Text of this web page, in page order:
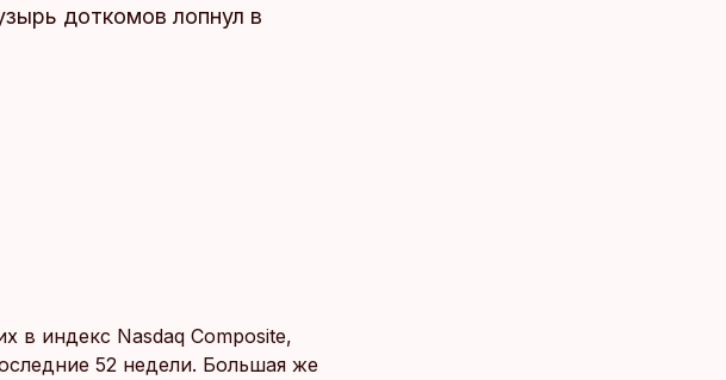
доткомов лопнул в
в индекс Nasdaq Composite,
52 недели. Большая же